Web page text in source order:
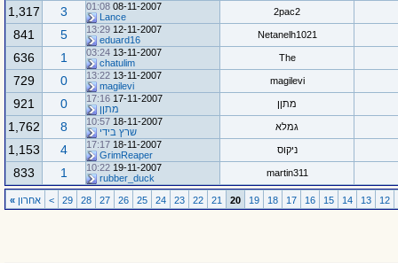
2pac2
08-11-2007
01:08
Lance
3
1,317
Netanelh1021
12-11-2007
13:29
eduard16
5
841
The
13-11-2007
03:24
chatulim
1
636
magilevi
13-11-2007
13:22
magilevi
0
729
מתןן 17-11-2007
17:16
מתןן
0
921
גמלא 18-11-2007
10:57
שרץ בידי
8
1,762
ניקוס 18-11-2007
17:17
GrimReaper
4
1,153
martin311
19-11-2007
10:22
rubber_duck
1
833
12
13
14
15
16
17
18
19
20
21
22
23
24
25
26
27
28
29
> אחרון »